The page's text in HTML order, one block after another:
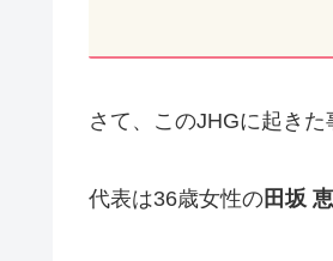
さて、このJHGに起き
代表は36歳女性の田坂